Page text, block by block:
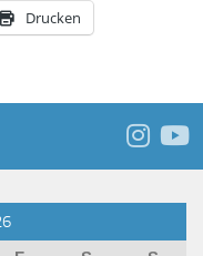
Drucken